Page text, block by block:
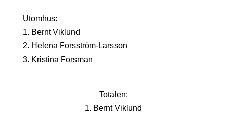
Utomhus:
1. Bernt Viklund
2. Helena Forsström-Larsson
3. Kristina Forsman
Totalen:
1. Bernt Viklund